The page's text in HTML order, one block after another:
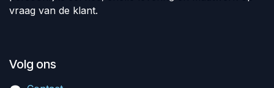
vraag van de klant.
Volg ons